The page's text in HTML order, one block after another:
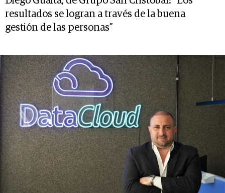
resultados se logran a través de la buena
gestión de las personas”